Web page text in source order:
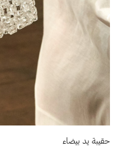
حقيبة يد بيضاء